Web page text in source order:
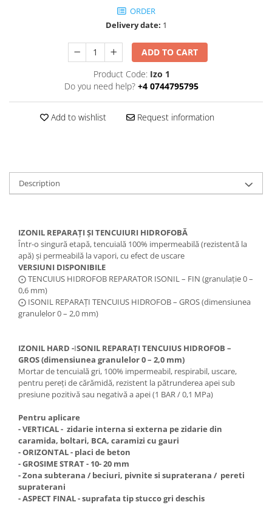
ORDER
Delivery date: 1
ADD TO CART
Product Code: Izo 1
Do you need help? +4 0744795795
Add to wishlist Request information
Description
IZONIL REPARAȚI ȘI TENCUIURI HIDROFOBĂ
Într-o singură etapă, tencuială 100% impermeabilă (rezistentă la
apă) și permeabilă la vapori, cu efect de uscare
VERSIUNI DISPONIBILE
⨀ TENCUIUS HIDROFOB REPARATOR ISONIL – FIN (granulație 0 –
0,6 mm)
⨀ ISONIL REPARAȚI TENCUIUS HIDROFOB – GROS (dimensiunea
granulelor 0 – 2,0 mm)
IZONIL HARD -ISONIL REPARAȚI TENCUIUS HIDROFOB –
GROS (dimensiunea granulelor 0 – 2,0 mm)
Mortar de tencuială gri, 100% impermeabil, respirabil, uscare,
pentru pereți de cărămidă, rezistent la pătrunderea apei sub
presiune pozitivă sau negativă a apei (1 BAR / 0,1 MPa)
Pentru aplicare
- VERTICAL - zidarie interna si externa pe zidarie din
caramida, boltari, BCA, caramizi cu gauri
- ORIZONTAL - placi de beton
- GROSIME STRAT - 10- 20 mm
- Zona subterana / beciuri, pivnite si supraterana / pereti
supraterani
- ASPECT FINAL - suprafata tip stucco gri deschis